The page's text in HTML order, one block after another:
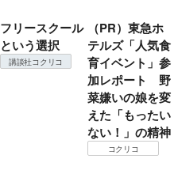
フリースクール
という選択
講談社コクリコ
（PR）東急ホ
テルズ「人気食
育イベント」参
加レポート 野
菜嫌いの娘を変
えた「もったい
ない！」の精神
コクリコ